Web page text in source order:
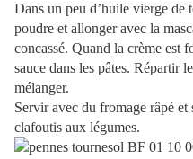
Dans un peu d’huile vierge de
poudre et allonger avec la
concassé. Quand la crème est
sauce dans les pâtes. Répartir
mélanger.
Servir avec du fromage râpé
clafoutis aux légumes.